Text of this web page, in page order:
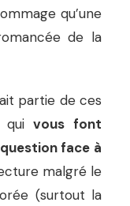
qu’une
de la
partie de ces
quivous font
face à
malgré le
(surtout la